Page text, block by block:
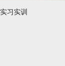
实习实训